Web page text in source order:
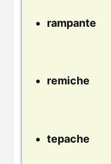
rampante
remiche
tepache